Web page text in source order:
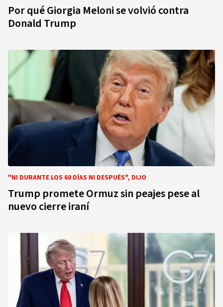
Por qué Giorgia Meloni se volvió contra
Donald Trump
"NI DURANTE LOS 60 DÍAS NI DESPUÉS", DIJO
Trump promete Ormuz sin peajes pese al
nuevo cierre iraní